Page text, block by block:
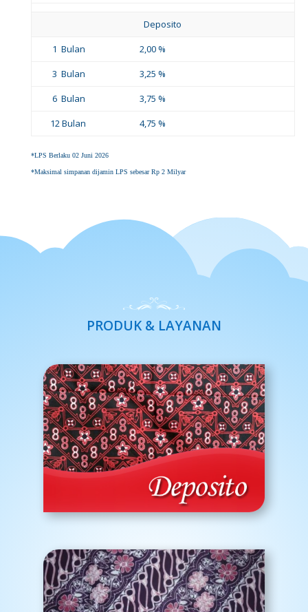
Deposito
1 Bulan
2,00 %
3 Bulan
3,25 %
6 Bulan
3,75 %
12 Bulan
4,75 %
*LPS Berlaku 02 Juni 2026
*Maksimal simpanan dijamin LPS sebesar Rp 2 Milyar
PRODUK & LAYANAN